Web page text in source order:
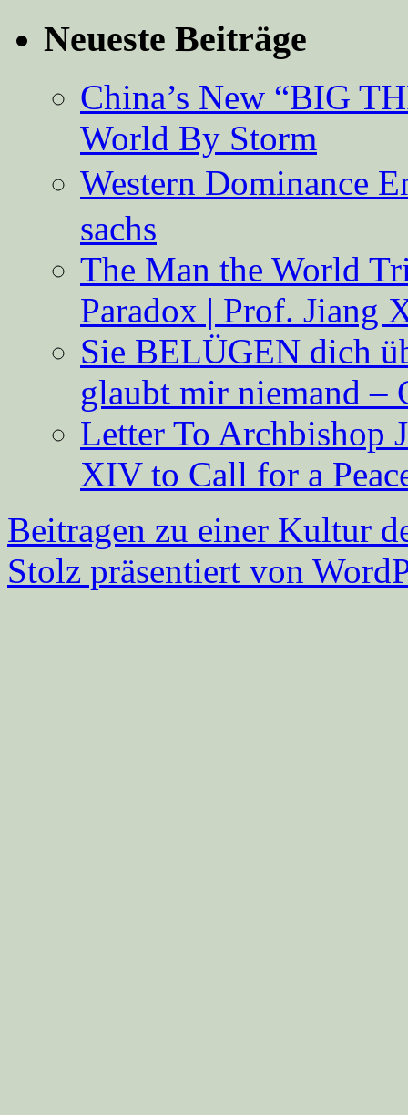
Neueste Beiträge
China’s New “BIG
World By Storm
Western Dominance
sachs
The Man the World
Paradox | Prof. Jiang
Sie BELÜGEN dich
glaubt mir niemand –
Letter To Archbishop
XIV to Call for a
Beitragen zu einer Kultur
Stolz präsentiert von